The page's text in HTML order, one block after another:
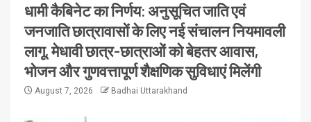
धामी कैबिनेट का निर्णय: अनुसूचित जाति एवं
जनजाति छात्रावासों के लिए नई संचालन नियमावली
लागू, मेधावी छात्र-छात्राओं को बेहतर आवास,
भोजन और गुणवत्तापूर्ण शैक्षणिक सुविधाएं मिलेंगी
August 7, 2026 Badhai Uttarakhand